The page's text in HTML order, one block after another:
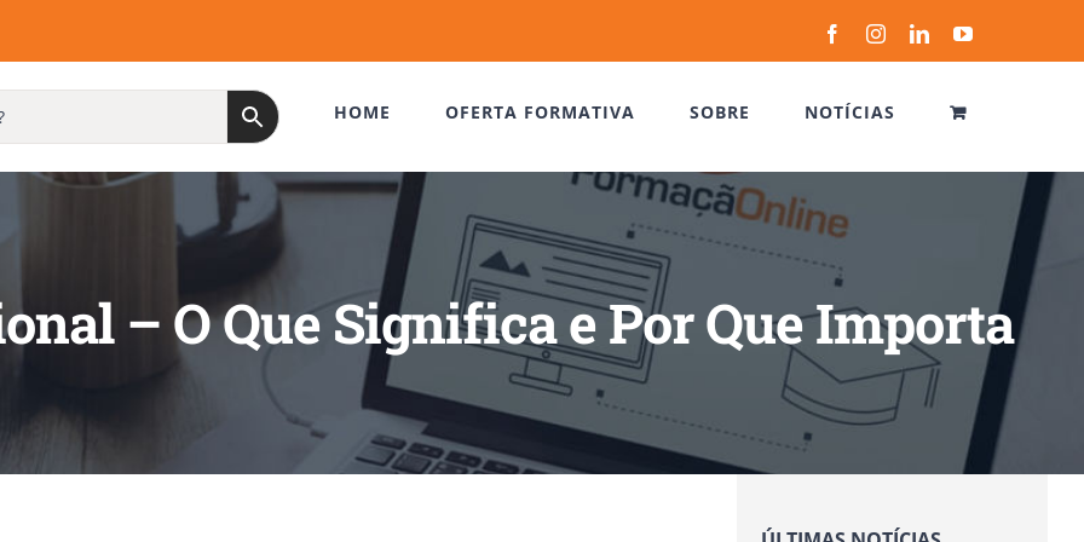
FacebookInstagramLinkedInYouTube
HOME OFERTA FORMATIVA SOBRE NOTÍCIAS
– O Que Significa e Por Que Importa